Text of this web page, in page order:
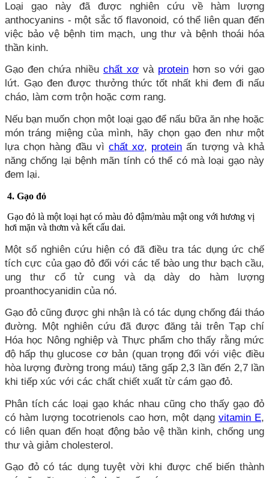
Loại gạo này đã được nghiên cứu về hàm lượng
anthocyanins - một sắc tố flavonoid, có thể liên quan đến
việc bảo vệ bệnh tim mạch, ung thư và bệnh thoái hóa
thần kinh.
Gạo đen chứa nhiều chất xơ và protein hơn so với gạo
lứt. Gạo đen được thưởng thức tốt nhất khi đem đi nấu
cháo, làm cơm trộn hoặc cơm rang.
Nếu bạn muốn chọn một loại gạo để nấu bữa ăn nhẹ hoặc
món tráng miệng của mình, hãy chọn gạo đen như một
lựa chọn hàng đầu vì chất xơ, protein ấn tượng và khả
năng chống lại bệnh mãn tính có thể có mà loại gạo này
đem lại.
4. Gạo đỏ
Gạo đỏ là một loại hạt có màu đỏ đậm/màu mật ong với hương vị
hơi mặn và thơm và kết cấu dai.
Một số nghiên cứu hiện có đã điều tra tác dụng ức chế
tích cực của gạo đỏ đối với các tế bào ung thư bạch cầu,
ung thư cổ tử cung và dạ dày do hàm lượng
proanthocyanidin của nó.
Gạo đỏ cũng được ghi nhận là có tác dụng chống đái tháo
đường. Một nghiên cứu đã được đăng tải trên Tạp chí
Hóa học Nông nghiệp và Thực phẩm cho thấy rằng mức
độ hấp thụ glucose cơ bản (quan trọng đối với việc điều
hòa lượng đường trong máu) tăng gấp 2,3 lần đến 2,7 lần
khi tiếp xúc với các chất chiết xuất từ cám gạo đỏ.
Phân tích các loại gạo khác nhau cũng cho thấy gạo đỏ
có hàm lượng tocotrienols cao hơn, một dạng vitamin E,
có liên quan đến hoạt động bảo vệ thần kinh, chống ung
thư và giảm cholesterol.
Gạo đỏ có tác dụng tuyệt vời khi được chế biến thành